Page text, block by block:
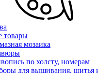
товары
мозаика
по холсту, номерам
для вышивания, шитья